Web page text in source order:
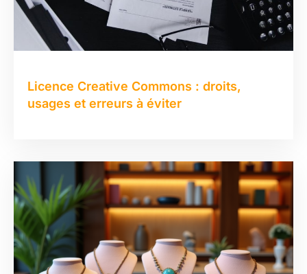
Licence Creative Commons : droits,
usages et erreurs à éviter